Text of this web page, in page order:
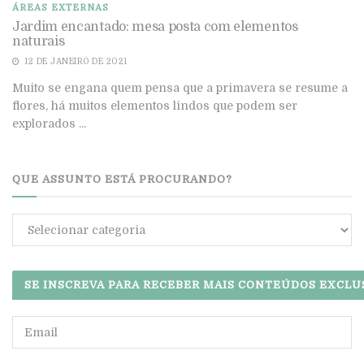
ÁREAS EXTERNAS
Jardim encantado: mesa posta com elementos
naturais
12 DE JANEIRO DE 2021
Muito se engana quem pensa que a primavera se resume a
flores, há muitos elementos lindos que podem ser
explorados ...
QUE ASSUNTO ESTÁ PROCURANDO?
procurando?
SE INSCREVA PARA RECEBER MAIS CONTEÚDOS